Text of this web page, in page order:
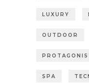
LUXURY
OUTDOOR
SPA